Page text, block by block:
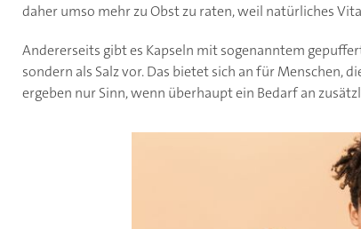
daher umso mehr zu Obst zu raten, weil natürliches
Andererseits gibt es Kapseln mit sogenanntem
sondern als Salz vor. Das bietet sich an für Menschen,
ergeben nur Sinn, wenn überhaupt ein Bedarf an